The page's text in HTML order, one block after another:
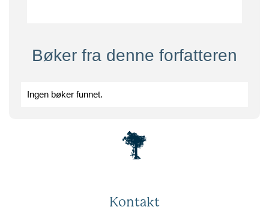
Bøker fra denne forfatteren
Ingen bøker funnet.
Kontakt